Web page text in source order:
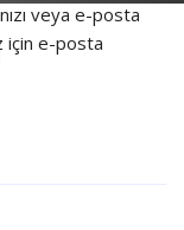
veya e-posta
için e-posta